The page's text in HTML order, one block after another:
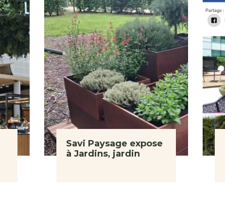
Savi Paysage expose
à Jardins, jardin